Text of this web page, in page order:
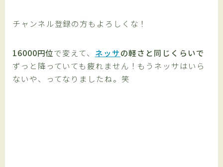
チャンネル登録の方もよろしくな！
16000円位で変えて、 ネッサの軽さと同じくらいで
ずっと降っていても疲れません！もうネッサはいら
ないや、ってなりましたね。笑